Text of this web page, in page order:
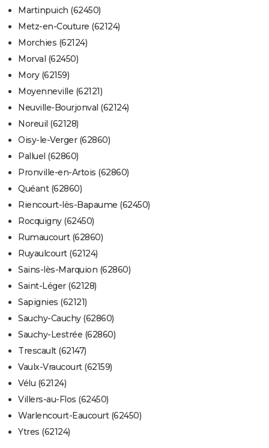
Martinpuich (62450)
Metz-en-Couture (62124)
Morchies (62124)
Morval (62450)
Mory (62159)
Moyenneville (62121)
Neuville-Bourjonval (62124)
Noreuil (62128)
Oisy-le-Verger (62860)
Palluel (62860)
Pronville-en-Artois (62860)
Quéant (62860)
Riencourt-lès-Bapaume (62450)
Rocquigny (62450)
Rumaucourt (62860)
Ruyaulcourt (62124)
Sains-lès-Marquion (62860)
Saint-Léger (62128)
Sapignies (62121)
Sauchy-Cauchy (62860)
Sauchy-Lestrée (62860)
Trescault (62147)
Vaulx-Vraucourt (62159)
Vélu (62124)
Villers-au-Flos (62450)
Warlencourt-Eaucourt (62450)
Ytres (62124)